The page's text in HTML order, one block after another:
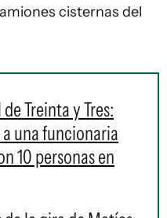
cisternas del
Treinta y Tres:
una funcionaria
10 personas en